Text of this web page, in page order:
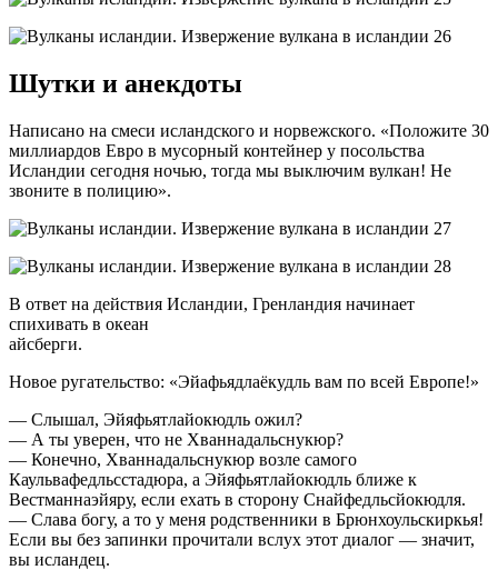
Шутки и анекдоты
Написано на смеси исландского и норвежского. «Положите 30
миллиардов Евро в мусорный контейнер у посольства
Исландии сегодня ночью, тогда мы выключим вулкан! Не
звоните в полицию».
В ответ на действия Исландии, Гренландия начинает
спиxивать в океан
айсберги.
Новое ругательство: «Эйафьядлаёкудль вам по всей Европе!»
— Слышал, Эйяфьятлайокюдль ожил?
— А ты уверен, что не Хваннадальснукюр?
— Конечно, Хваннадальснукюр возле самого
Каульвафедльсстадюра, а Эйяфьятлайокюдль ближе к
Вестманнаэйяру, если ехать в сторону Снайфедльсйокюдля.
— Слава богу, а то у меня родственники в Брюнхоульскиркья!
Если вы без запинки прочитали вслух этот диалог — значит,
вы исландец.